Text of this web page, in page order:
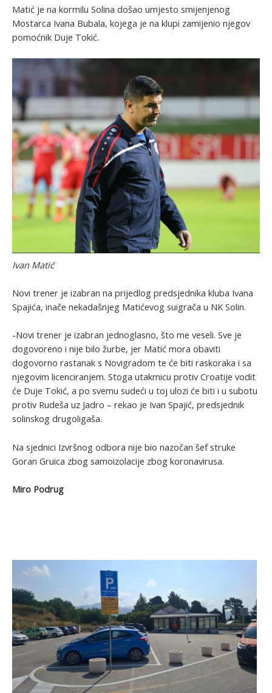
Matić je na kormilu Solina došao umjesto smijenjenog
Mostarca Ivana Bubala, kojega je na klupi zamijenio njegov
pomoćnik Duje Tokić.
Ivan Matić
Novi trener je izabran na prijedlog predsjednika kluba Ivana
Spajića, inače nekadašnjeg Matićevog suigrača u NK Solin.
-Novi trener je izabran jednoglasno, što me veseli. Sve je
dogovoreno i nije bilo žurbe, jer Matić mora obaviti
dogovorno rastanak s Novigradom te će biti raskoraka i sa
njegovim licenciranjem. Stoga utakmicu protiv Croatije vodit
će Duje Tokić, a po svemu sudeći u toj ulozi će biti i u subotu
protiv Rudeša uz Jadro – rekao je Ivan Spajić, predsjednik
solinskog drugoligaša.
Na sjednici Izvršnog odbora nije bio nazočan šef struke
Goran Gruica zbog samoizolacije zbog koronavirusa.
Miro Podrug